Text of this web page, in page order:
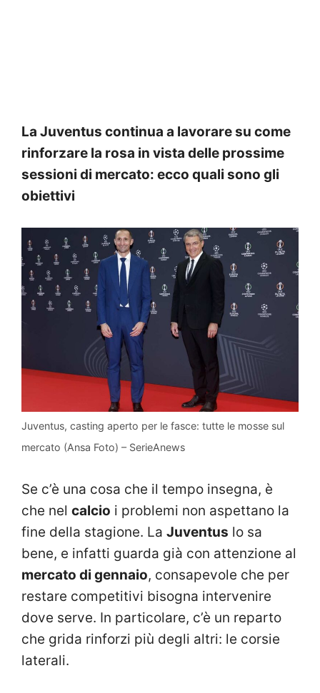
La Juventus continua a lavorare su come
rinforzare la rosa in vista delle prossime
sessioni di mercato: ecco quali sono gli
obiettivi
Juventus, casting aperto per le fasce: tutte le mosse sul
mercato (Ansa Foto) – SerieAnews
Se c’è una cosa che il tempo insegna, è
che nel calcio i problemi non aspettano la
fine della stagione. La Juventus lo sa
bene, e infatti guarda già con attenzione al
mercato di gennaio, consapevole che per
restare competitivi bisogna intervenire
dove serve. In particolare, c’è un reparto
che grida rinforzi più degli altri: le corsie
laterali.